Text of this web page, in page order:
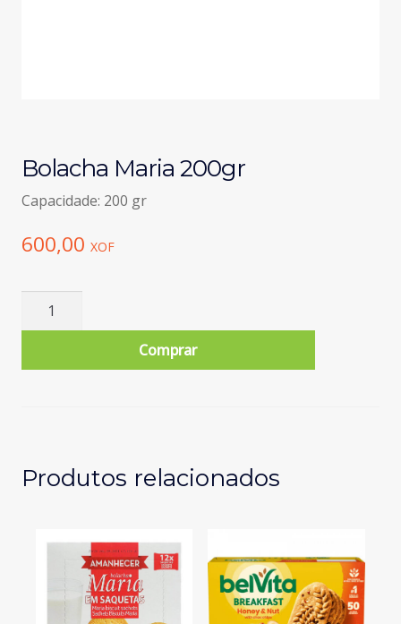
Bolacha Maria 200gr
Capacidade: 200 gr
600,00 XOF
Quantidade
Maria
Comprar
Produtos relacionados